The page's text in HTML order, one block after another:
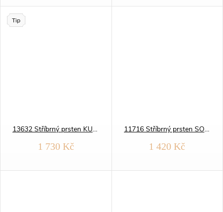
Tip
13632 Stříbrný prsten KULATÝ zelený
1 730 Kč
11716 Stříbrný prsten SOLITÉR růžový OPÁL
1 420 Kč